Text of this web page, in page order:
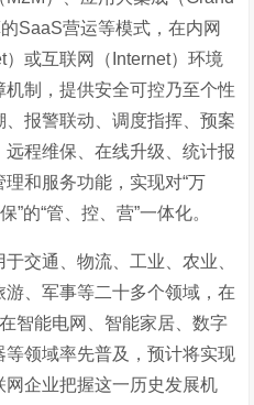
SaaS营运等模式，在内网
）或互联网（Internet）环境
制，提供安全可控乃至个性
报警联动、调度指挥、预案
程维保、在线升级、统计报
和服务功能，实现对“万
”的“管、控、营”一体化。
交通、物流、工业、农业、
、军事等二十多个领域，在
智能电网、智能家居、数字
领域率先普及，预计将实现
企业把握这一历史发展机